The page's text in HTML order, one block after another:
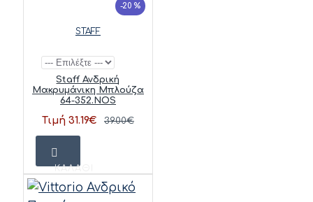
-20 %
STAFF
Staff Ανδρική
Μακρυμάνικη Μπλούζα
64-352.NOS
Τιμή 31.19€ 39.00€
ΚΑΛΆΘΙ